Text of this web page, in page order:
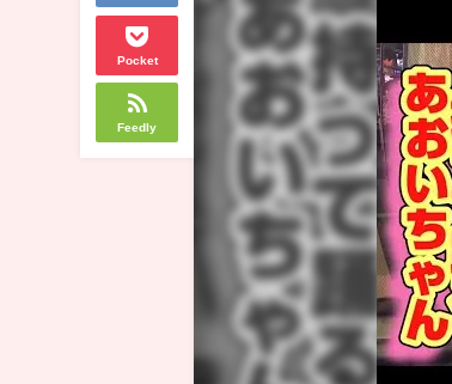
Pocket
Feedly